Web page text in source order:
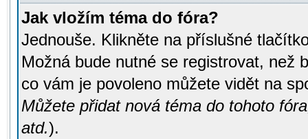
Jak vložím téma do fóra?
Jednouše. Klikněte na příslušné
Možná bude nutné se registrovat, než
co vám je povoleno můžete vidět na
Můžete přidat nová téma do tohoto
atd.).